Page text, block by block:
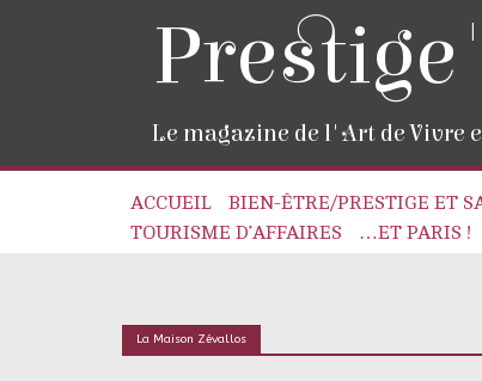
Le magazine de l'Art de Vivre
ACCUEIL BIEN-ÊTRE/PRESTIGE ET
TOURISME D’AFFAIRES
…ET PARIS !
La Maison Zévallos